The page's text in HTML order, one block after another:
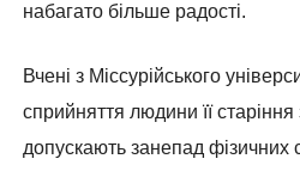
набагато більше радості.
Вчені з Міссурійського
сприйняття людини її
допускають занепад фізичних